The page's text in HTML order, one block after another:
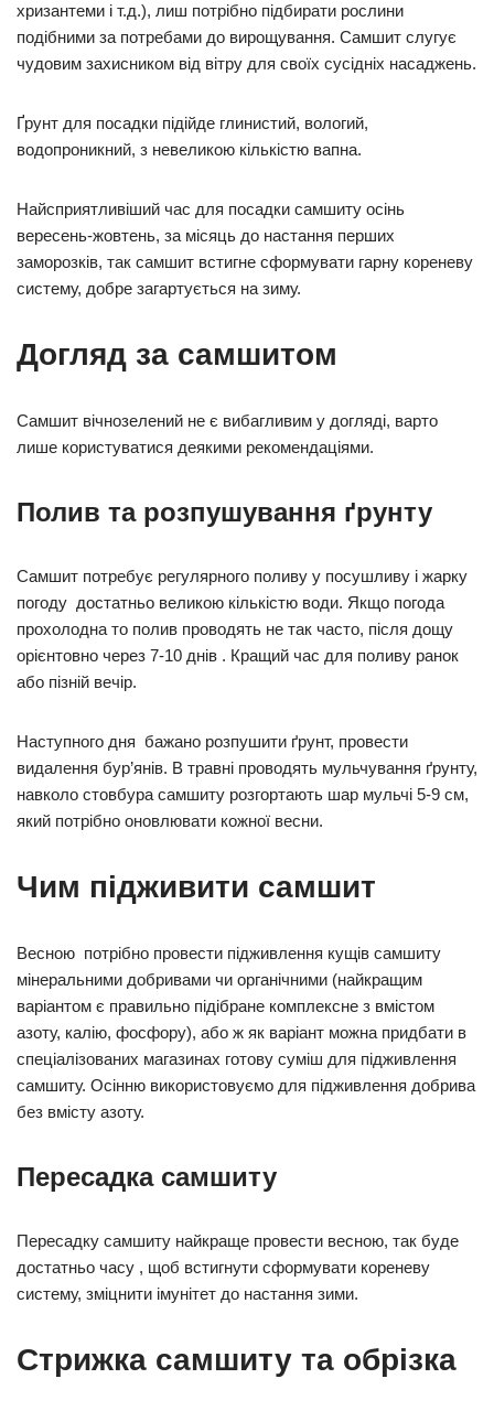
хризантеми і т.д.), лиш потрібно підбирати рослини
подібними за потребами до вирощування. Самшит слугує
чудовим захисником від вітру для своїх сусідніх насаджень.
Ґрунт для посадки підійде глинистий, вологий,
водопроникний, з невеликою кількістю вапна.
Найсприятливіший час для посадки самшиту осінь
вересень-жовтень, за місяць до настання перших
заморозків, так самшит встигне сформувати гарну кореневу
систему, добре загартується на зиму.
Догляд за самшитом
Самшит вічнозелений не є вибагливим у догляді, варто
лише користуватися деякими рекомендаціями.
Полив та розпушування ґрунту
Самшит потребує регулярного поливу у посушливу і жарку
погоду достатньо великою кількістю води. Якщо погода
прохолодна то полив проводять не так часто, після дощу
орієнтовно через 7-10 днів . Кращий час для поливу ранок
або пізній вечір.
Наступного дня бажано розпушити ґрунт, провести
видалення бур’янів. В травні проводять мульчування ґрунту,
навколо стовбура самшиту розгортають шар мульчі 5-9 см,
який потрібно оновлювати кожної весни.
Чим підживити самшит
Весною потрібно провести підживлення кущів самшиту
мінеральними добривами чи органічними (найкращим
варіантом є правильно підібране комплексне з вмістом
азоту, калію, фосфору), або ж як варіант можна придбати в
спеціалізованих магазинах готову суміш для підживлення
самшиту. Осінню використовуємо для підживлення добрива
без вмісту азоту.
Пересадка самшиту
Пересадку самшиту найкраще провести весною, так буде
достатньо часу , щоб встигнути сформувати кореневу
систему, зміцнити імунітет до настання зими.
Стрижка самшиту та обрізка